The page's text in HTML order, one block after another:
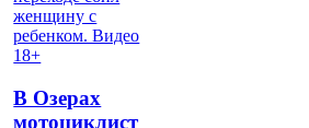
В Озерах
мотоциклист